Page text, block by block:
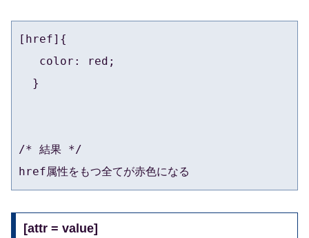
[href]{
   color: red;
  }
/* 結果 */
href属性をもつ全てが赤色になる
[attr = value]